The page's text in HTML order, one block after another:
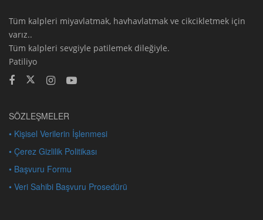
Tüm kalpleri miyavlatmak, havhavlatmak ve cikcikletmek için
varız..
Tüm kalpleri sevgiyle patilemek dileğiyle.
Patiliyo
SÖZLEŞMELER
• Kişisel Verilerin İşlenmesi
• Çerez Gizlilik Politikası
• Başvuru Formu
• Veri Sahibi Başvuru Prosedürü